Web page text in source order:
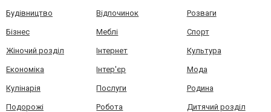
Будівництво Відпочинок Розваги
Бізнес Меблі Спорт
Жіночий розділ Інтернет Культура
Економіка Інтер'єр Мода
Кулінарія Послуги Родина
Подорожі Робота Дитячий розділ